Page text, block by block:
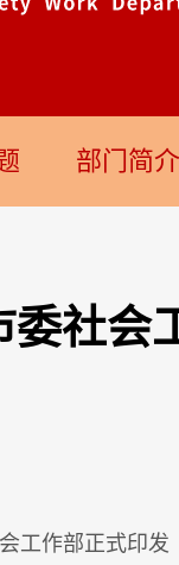
部门简介
委社会
工作部正式印